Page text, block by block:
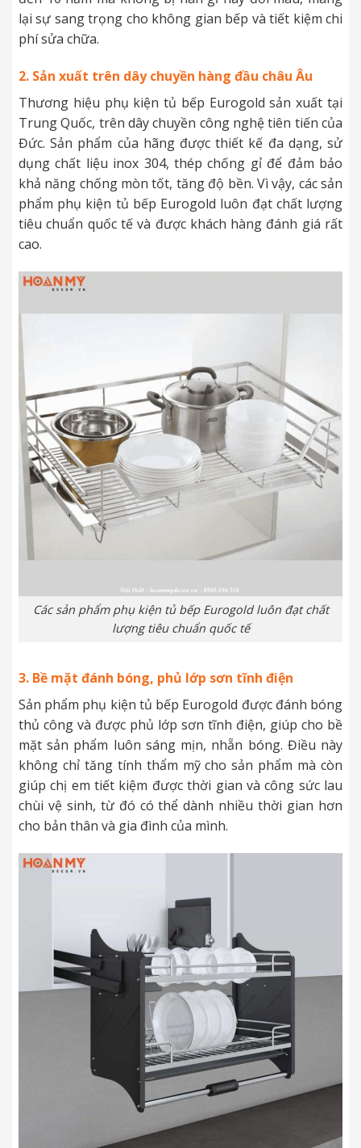
lại sự sang trọng cho không gian bếp và tiết kiệm chi
phí sửa chữa.
2. Sản xuất trên dây chuyền hàng đầu châu Âu
Thương hiệu phụ kiện tủ bếp Eurogold sản xuất tại
Trung Quốc, trên dây chuyền công nghệ tiên tiến của
Đức. Sản phẩm của hãng được thiết kế đa dạng, sử
dụng chất liệu inox 304, thép chống gỉ để đảm bảo
khả năng chống mòn tốt, tăng độ bền. Vì vậy, các sản
phẩm phụ kiện tủ bếp Eurogold luôn đạt chất lượng
tiêu chuẩn quốc tế và được khách hàng đánh giá rất
cao.
Các sản phẩm phụ kiện tủ bếp Eurogold luôn đạt chất
lượng tiêu chuẩn quốc tế
3. Bề mặt đánh bóng, phủ lớp sơn tĩnh điện
Sản phẩm phụ kiện tủ bếp Eurogold được đánh bóng
thủ công và được phủ lớp sơn tĩnh điện, giúp cho bề
mặt sản phẩm luôn sáng mịn, nhẵn bóng. Điều này
không chỉ tăng tính thẩm mỹ cho sản phẩm mà còn
giúp chị em tiết kiệm được thời gian và công sức lau
chùi vệ sinh, từ đó có thể dành nhiều thời gian hơn
cho bản thân và gia đình của mình.